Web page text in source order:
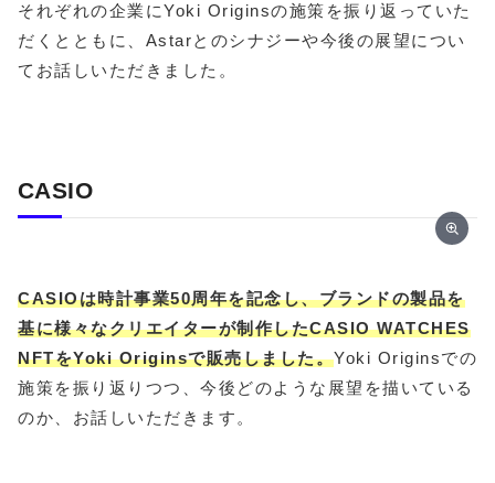
それぞれの企業にYoki Originsの施策を振り返っていた
だくとともに、Astarとのシナジーや今後の展望につい
てお話しいただきました。
CASIO
CASIOは時計事業50周年を記念し、ブランドの製品を
基に様々なクリエイターが制作したCASIO WATCHES
NFTをYoki Originsで販売しました。Yoki Originsでの
施策を振り返りつつ、今後どのような展望を描いている
のか、お話しいただきます。